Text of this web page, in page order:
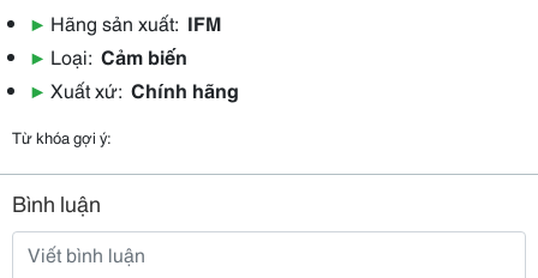
▶ Hãng sản xuất: IFM
▶ Loại: Cảm biến
▶ Xuất xứ: Chính hãng
Từ khóa gợi ý:
Bình luận